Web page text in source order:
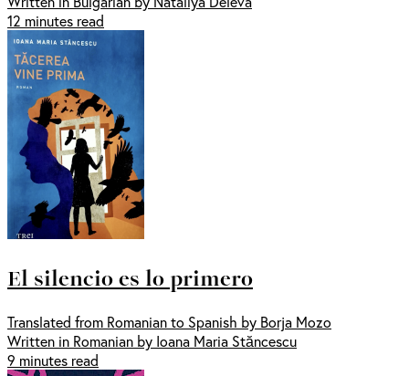
12 minutes read
El silencio es lo primero
Translated from Romanian to Spanish by Borja Mozo
Written in Romanian by Ioana Maria Stăncescu
9 minutes read